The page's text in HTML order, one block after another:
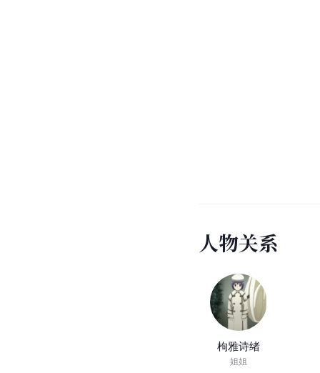
人物关系
枸雅诗绪
姐姐